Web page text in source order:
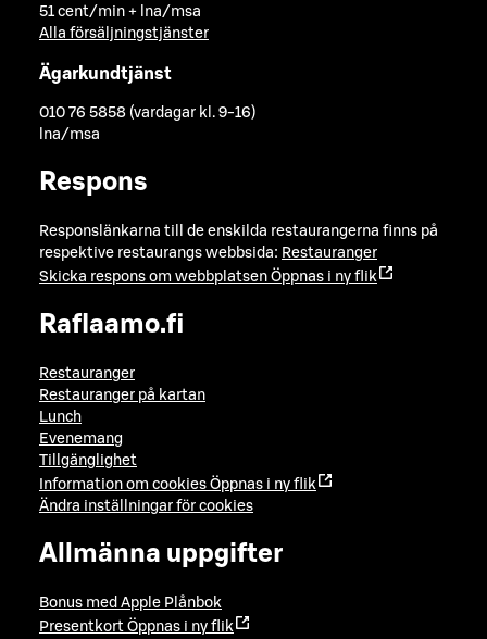
51 cent/min + lna/msa
Alla försäljningstjänster
Ägarkundtjänst
010 76 5858 (vardagar kl. 9-16)
lna/msa
Respons
Responslänkarna till de enskilda restaurangerna finns på
respektive restaurangs webbsida: Restauranger
Skicka respons om webbplatsen Öppnas i ny flik
Raflaamo.fi
Restauranger
Restauranger på kartan
Lunch
Evenemang
Tillgänglighet
Information om cookies Öppnas i ny flik
Ändra inställningar för cookies
Allmänna uppgifter
Bonus med Apple Plånbok
Presentkort Öppnas i ny flik